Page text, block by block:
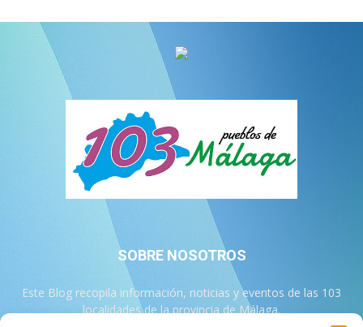
SOBRE NOSOTROS
Este Blog recopila información, noticias y eventos de las 103
localidades de la provincia de Málaga.